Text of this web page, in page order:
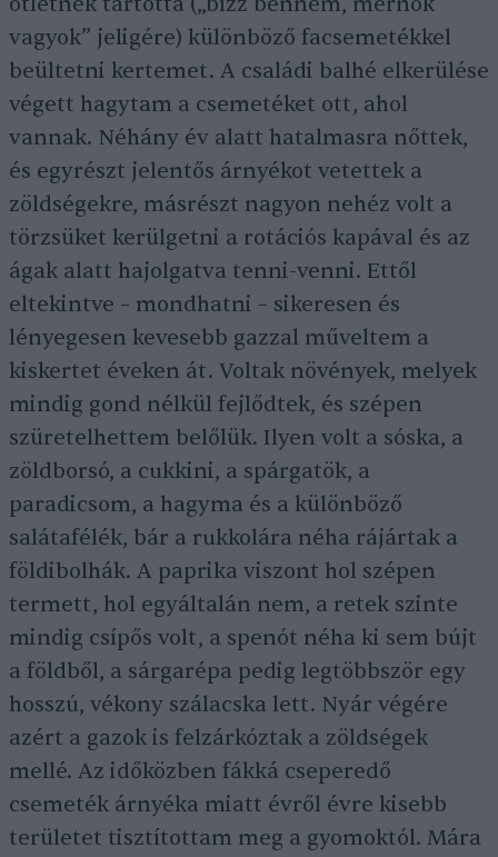
vagyok” jeligére) különböző facsemetékkel
beültetni kertemet. A családi balhé elkerülése
végett hagytam a csemetéket ott, ahol
vannak. Néhány év alatt hatalmasra nőttek,
és egyrészt jelentős árnyékot vetettek a
zöldségekre, másrészt nagyon nehéz volt a
törzsüket kerülgetni a rotációs kapával és az
ágak alatt hajolgatva tenni-venni. Ettől
eltekintve – mondhatni – sikeresen és
lényegesen kevesebb gazzal műveltem a
kiskertet éveken át. Voltak növények, melyek
mindig gond nélkül fejlődtek, és szépen
szüretelhettem belőlük. Ilyen volt a sóska, a
zöldborsó, a cukkini, a spárgatök, a
paradicsom, a hagyma és a különböző
salátafélék, bár a rukkolára néha rájártak a
földibolhák. A paprika viszont hol szépen
termett, hol egyáltalán nem, a retek szinte
mindig csípős volt, a spenót néha ki sem bújt
a földből, a sárgarépa pedig legtöbbször egy
hosszú, vékony szálacska lett. Nyár végére
azért a gazok is felzárkóztak a zöldségek
mellé. Az időközben fákká cseperedő
csemeték árnyéka miatt évről évre kisebb
területet tisztítottam meg a gyomoktól. Mára